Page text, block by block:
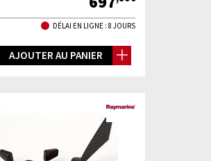
DÉLAI EN LIGNE : 8 JOURS
AJOUTER AU PANIER